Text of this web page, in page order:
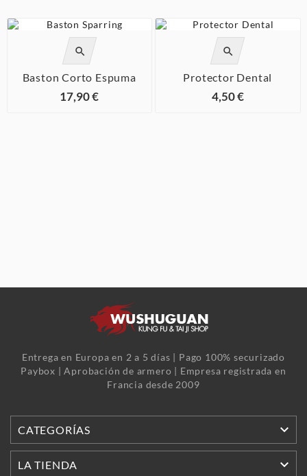

Baston Corto Espuma
17,90 €

Protector Dental
4,50 €
Entrega en Europa en 2 a 5 días | Pago 100% securizado
Paybox | Aprobación de armero | Empresa registrada en
Francia desde 2009
CATEGORÍAS 
LA TIENDA 